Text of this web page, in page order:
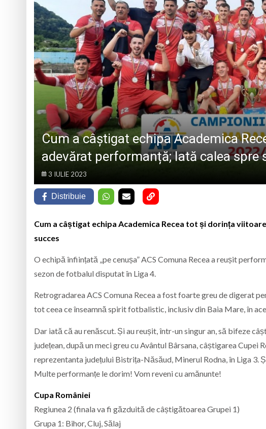
Vima Mică găzduiește cea
PS Iustin la hramul
Opt ani de când marele
Record Guinness stabilit la
VULNERABILE DIN BAIA MARE
Cum a câștigat echipa Academica
adevărat performanță; Iată calea spre
3 IULIE 2023
Distribuie
Cum a câștigat echipa Academica Recea tot și dorința
succes
O echipă înființată „pe cenușa” ACS Comuna Recea a reușit
sezon de fotbalul disputat în Liga 4.
Retrogradarea ACS Comuna Recea a fost foarte greu de digerat
tot ceea ce înseamnă spirit fotbalistic, inclusiv din Baia Mare, în
Dar iată că au renăscut. Și au reușit, într-un singur an, să bifeze
județean, după un meci greu cu Avântul Bârsana, câștigarea Cupei
reprezentanta județului Bistrița-Năsăud, Minerul Rodna, în Liga 3.
Multe performanțe le dorim! Vom reveni cu amănunte!
Cupa României
Regiunea 2 (finala va fi găzduită de câștigătoarea Grupei 1)
Grupa 1: Bihor, Cluj, Sălaj